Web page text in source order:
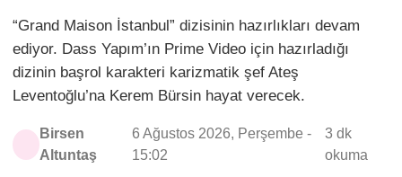
“Grand Maison İstanbul” dizisinin hazırlıkları devam
ediyor. Dass Yapım’ın Prime Video için hazırladığı
dizinin başrol karakteri karizmatik şef Ateş
Leventoğlu’na Kerem Bürsin hayat verecek.
Birsen
Altuntaş
6 Ağustos 2026, Perşembe -
15:02
3 dk
okuma